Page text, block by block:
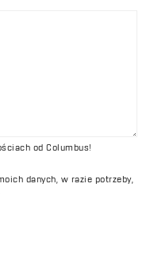
od Columbus!
danych, w razie potrzeby,